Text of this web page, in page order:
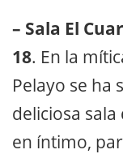
– Sala El
18. En la
Pelayo se ha
deliciosa
en íntimo,